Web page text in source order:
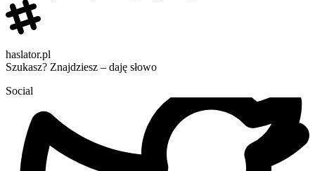
haslator.pl
Szukasz? Znajdziesz – daję słowo
Social